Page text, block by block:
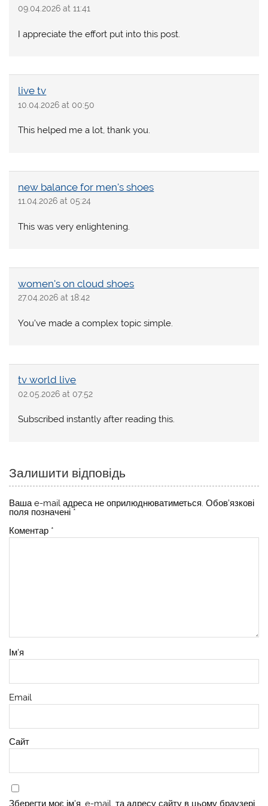
09.04.2026 at 11:41
I appreciate the effort put into this post.
live tv
10.04.2026 at 00:50
This helped me a lot, thank you.
new balance for men's shoes
11.04.2026 at 05:24
This was very enlightening.
women's on cloud shoes
27.04.2026 at 18:42
You’ve made a complex topic simple.
tv world live
02.05.2026 at 07:52
Subscribed instantly after reading this.
Залишити відповідь
Ваша e-mail адреса не оприлюднюватиметься. Обов’язкові
поля позначені *
Коментар *
Ім'я
Email
Сайт
Зберегти моє ім'я, e-mail, та адресу сайту в цьому браузері